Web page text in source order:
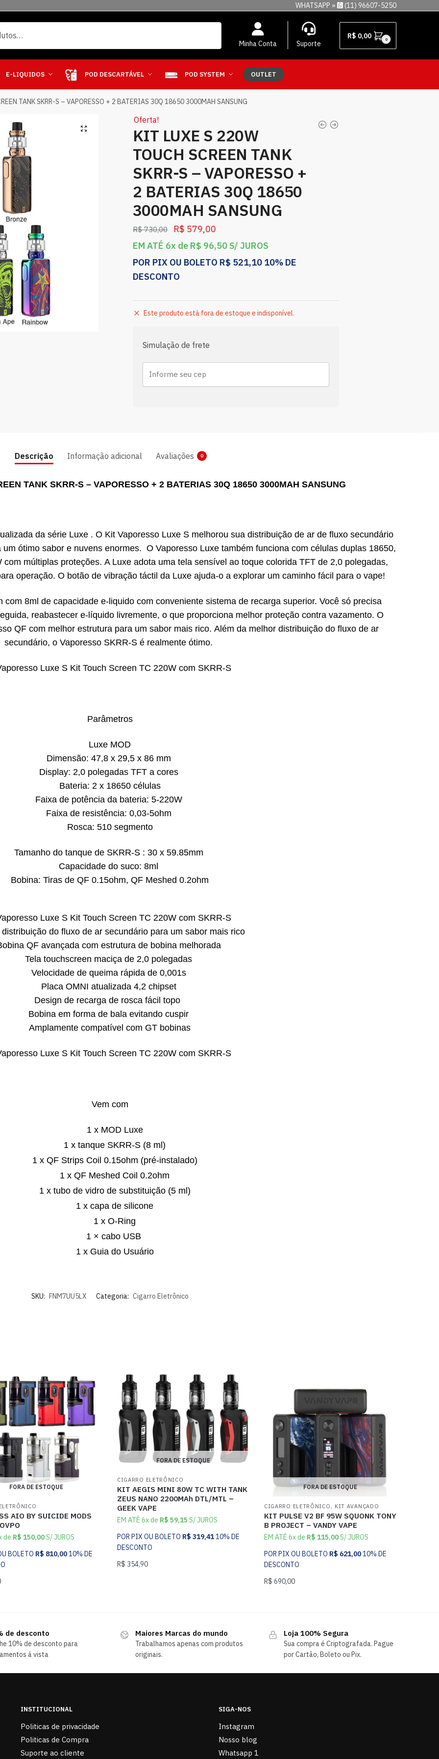
WHATSAPP » (11) 96607-5250
Minha Conta Suporte
R$ 0,00 0
E-LIQUIDOS POD DESCARTÁVEL POD SYSTEM OUTLET
TANK SKRR-S – VAPORESSO + 2 BATERIAS 30Q 18650 3000MAH SANSUNG
Oferta!
KIT LUXE S 220W
TOUCH SCREEN TANK
SKRR-S – VAPORESSO +
2 BATERIAS 30Q 18650
3000MAH SANSUNG
R$730,00 R$ 579,00
EM ATÉ 6x de R$ 96,50 S/ JUROS
POR PIX OU BOLETO R$ 521,10 10% DE
DESCONTO
Este produto está fora de estoque e indisponível.
Simulação de frete
Descrição Informação adicional Avaliações 0
TANK SKRR-S – VAPORESSO + 2 BATERIAS 30Q 18650 3000MAH SANSUNG
da série Luxe . O Kit Vaporesso Luxe S melhorou sua distribuição de ar de fluxo secundário
ótimo sabor e nuvens enormes. O Vaporesso Luxe também funciona com células duplas 18650,
múltiplas proteções. A Luxe adota uma tela sensível ao toque colorida TFT de 2,0 polegadas,
operação. O botão de vibração táctil da Luxe ajuda-o a explorar um caminho fácil para o vape!
com 8ml de capacidade e-liquido com conveniente sistema de recarga superior. Você só precisa
reabastecer e-líquido livremente, o que proporciona melhor proteção contra vazamento. O
QF com melhor estrutura para um sabor mais rico. Além da melhor distribuição do fluxo de ar
secundário, o Vaporesso SKRR-S é realmente ótimo.
Parâmetros
Luxe MOD
Dimensão: 47,8 x 29,5 x 86 mm
Display: 2,0 polegadas TFT a cores
Bateria: 2 x 18650 células
Faixa de potência da bateria: 5-220W
Faixa de resistência: 0,03-5ohm
Rosca: 510 segmento
Tamanho do tanque de SKRR-S : 30 x 59.85mm
Capacidade do suco: 8ml
Bobina: Tiras de QF 0.15ohm, QF Meshed 0.2ohm
distribuição do fluxo de ar secundário para um sabor mais rico
QF avançada com estrutura de bobina melhorada
Tela touchscreen maciça de 2,0 polegadas
Velocidade de queima rápida de 0,001s
Placa OMNI atualizada 4,2 chipset
Design de recarga de rosca fácil topo
Bobina em forma de bala evitando cuspir
Amplamente compatível com GT bobinas
Vem com
1 x MOD Luxe
1 x tanque SKRR-S (8 ml)
1 x QF Strips Coil 0.15ohm (pré-instalado)
1 x QF Meshed Coil 0.2ohm
1 x tubo de vidro de substituição (5 ml)
1 x capa de silicone
1 x O-Ring
1 × cabo USB
1 x Guia do Usuário
SKU: FNM7UU5LX Categoria: Cigarro Eletrônico
FORA DE ESTOQUE
AIO BY SUICIDE MODS
de R$ 150,00S/ JUROS
BOLETO R$ 810,0010% DE
FORA DE ESTOQUE
CIGARRO ELETRÔNICO
KIT AEGIS MINI 80W TC WITH TANK
ZEUS NANO 2200MAh DTL/MTL –
GEEK VAPE
EM ATÉ 6x de R$ 59,15 S/ JUROS
POR PIX OU BOLETO R$ 319,4110% DE
DESCONTO
R$ 354,90
FORA DE ESTOQUE
CIGARRO ELETRÔNICO, KIT AVANÇADO
KIT PULSE V2 BF 95W SQUONK TONY
B PROJECT – VANDY VAPE
EM ATÉ 6x de R$ 115,00S/ JUROS
POR PIX OU BOLETO R$ 621,0010% DE
DESCONTO
R$ 690,00
de desconto
10% de desconto para
á vista
Maiores Marcas do mundo
Trabalhamos apenas com produtos
originais.
Loja 100% Segura
Sua compra é Criptografada. Pague
por Cartão, Boleto ou Pix.
INSTITUCIONAL
Politicas de privacidade
Politicas de Compra
Suporte ao cliente
SIGA-NOS
Instagram
Nosso blog
Whatsapp 1